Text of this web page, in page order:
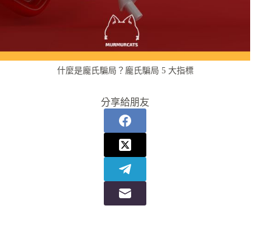
什麼是龐氏騙局？龐氏騙局 5 大指標
分享給朋友